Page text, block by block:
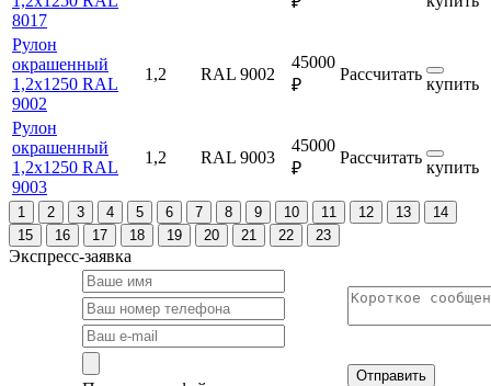
8017
Рулон
окрашенный
1,2х1250 RAL
9002
1,2 RAL 9002
45000
₽
Рассчитать
купить
Рулон
окрашенный
1,2х1250 RAL
9003
1,2 RAL 9003
45000
₽
Рассчитать
купить
1 2 3 4 5 6 7 8 9 10 11 12 13
14
15
16 17 18 19 20 21 22 23
Экспресс-заявка
Отправить